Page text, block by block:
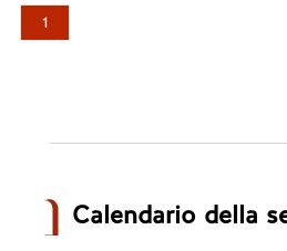
1
Calendario della